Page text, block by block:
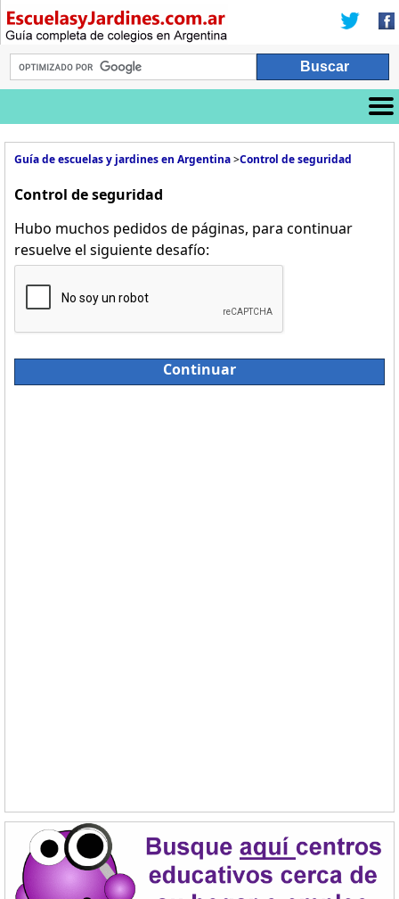
Guía de escuelas y jardines en Argentina>Control de seguridad
Control de seguridad
Hubo muchos pedidos de páginas, para continuar
resuelve el siguiente desafío:
Continuar